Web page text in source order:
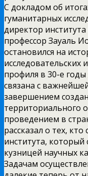
С докладом об
гуманитарных
директор
профессор Зауаль
остановился на
исследовательских
профиля в 30-е годы
связана с
завершением
территориального
проведением в
рассказал о тех, кто
института,
кузницей научных
Задачам